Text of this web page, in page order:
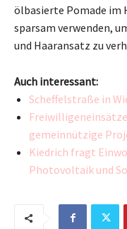
ölbasierte Pomade im
sparsam verwenden,
und Haaransatz zu
Auch interessant:
Scheffelstraße in
gemeinnützige
Kiedrich fragt
Photovoltaik und